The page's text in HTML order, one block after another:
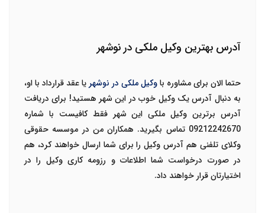
آدرس بهترین وکیل ملکی در نوشهر
حتما الان برای مشاوره باوکیل ملکی در نوشهر یا عقد قرارداد با او،
به دنبال آدرس یک وکیل خوب در این شهر هستید! برای دریافت
آدرس برترین وکیل ملکیاین شهر فقط کافیست با شماره
09212242670 تماس بگیرید. همکاران من در موسسه حقوقی
وکلای تلفنی هم آدرس وکیل را برای شما ارسال خواهند کرد، هم
در صورت درخواست شما اطلاعات و رزومه کاری وکیل را در
اختیارتان قرار خواهند داد.